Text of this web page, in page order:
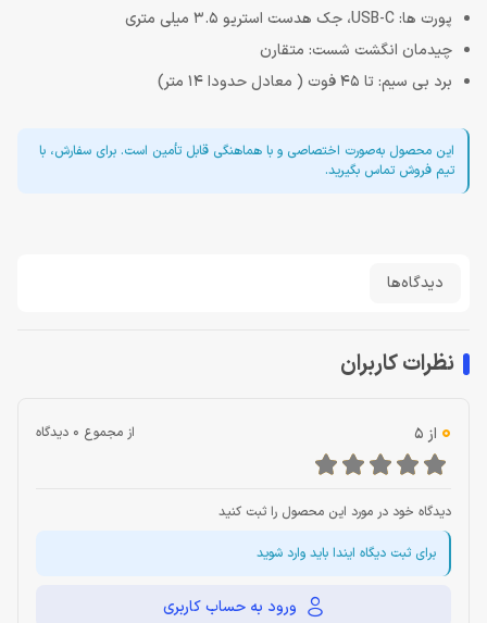
پورت ها: USB-C، جک هدست استریو 3.5 میلی متری
چیدمان انگشت شست: متقارن
برد بی سیم: تا 45 فوت ( معادل حدودا 14 متر)
این محصول به‌صورت اختصاصی و با هماهنگی قابل تأمین است. برای سفارش، با
تیم فروش تماس بگیرید.
دیدگاه‌ها
نظرات کاربران
0 از 5 از مجموع 0 دیدگاه
دیدگاه خود در مورد این محصول را ثبت کنید
برای ثبت دیگاه ایندا باید وارد شوید
ورود به حساب کاربری